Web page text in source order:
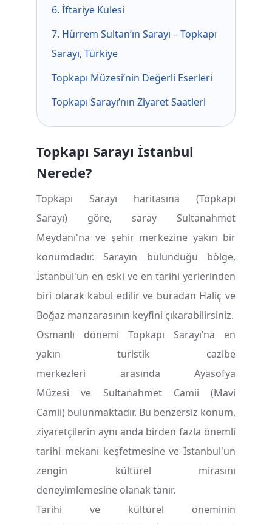
6. İftariye Kulesi
7. Hürrem Sultan’ın Sarayı – Topkapı
Sarayı, Türkiye
Topkapı Müzesi’nin Değerli Eserleri
Topkapı Sarayı’nın Ziyaret Saatleri
Topkapı Sarayı İstanbul
Nerede?
Topkapı Sarayı haritasına (Topkapı
Sarayı) göre, saray Sultanahmet
Meydanı'na ve şehir merkezine yakın bir
konumdadır. Sarayın bulunduğu bölge,
İstanbul'un en eski ve en tarihi yerlerinden
biri olarak kabul edilir ve buradan Haliç ve
Boğaz manzarasının keyfini çıkarabilirsiniz.
Osmanlı dönemi Topkapı Sarayı’na en
yakın turistik cazibe
merkezleri arasında Ayasofya
Müzesi ve Sultanahmet Camii (Mavi
Camii) bulunmaktadır. Bu benzersiz konum,
ziyaretçilerin aynı anda birden fazla önemli
tarihi mekanı keşfetmesine ve İstanbul'un
zengin kültürel mirasını
deneyimlemesine olanak tanır.
Tarihi ve kültürel öneminin